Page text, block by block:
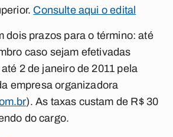
Consulte aqui o edital
dois prazos para o término: até
caso sejam efetivadas
2 de janeiro de 2011 pela
empresa organizadora
). As taxas custam de R$ 30
do cargo.